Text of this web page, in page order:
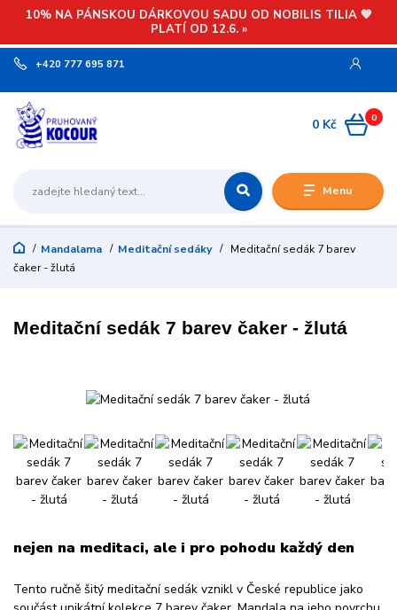
10% NA PÁNSKOU DÁRKOVOU SADU OD NOBILIS TILIA 💙
PLATÍ OD 12.6. »
Menu
+420 777 695 871
0
0 Kč
Mandalama Meditační sedáky
Meditační sedák 7 barev
čaker - žlutá
Meditační sedák 7 barev čaker - žlutá
nejen na meditaci, ale i pro pohodu každý den
Tento ručně šitý meditační sedák vznikl v České republice jako